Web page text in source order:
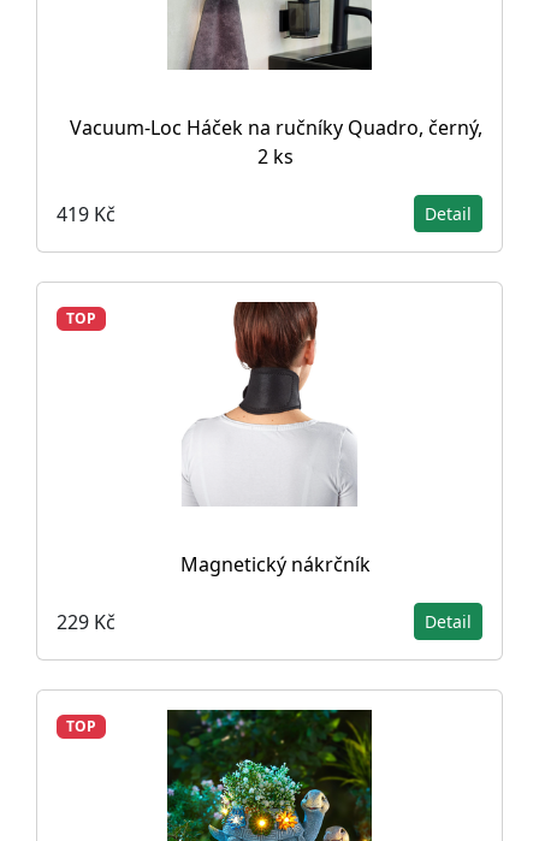
Vacuum-Loc Háček na ručníky Quadro, černý,
2 ks
419 Kč Detail
TOP
Magnetický nákrčník
229 Kč Detail
TOP